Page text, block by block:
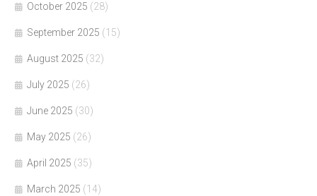
October 2025 (28)
September 2025 (15)
August 2025 (32)
July 2025 (26)
June 2025 (30)
May 2025 (26)
April 2025 (35)
March 2025 (14)